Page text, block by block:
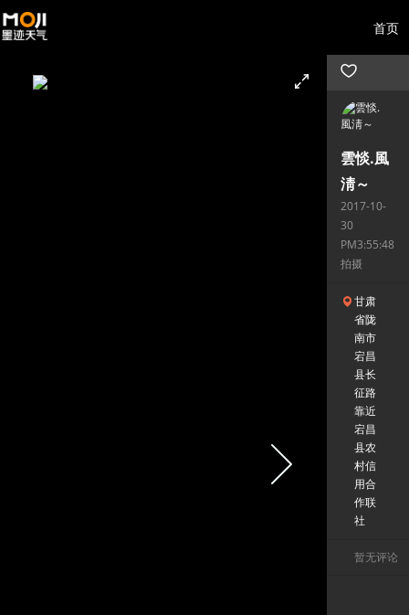
首页
雲惔.風
淸～
2017-10-
30
PM3:55:48
拍摄
甘肃
省陇
南市
宕昌
县长
征路
靠近
宕昌
县农
村信
用合
作联
社
暂无评论